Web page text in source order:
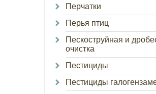
Перчатки
Перья птиц
Пескоструйная и
очистка
Пестициды
Пестициды